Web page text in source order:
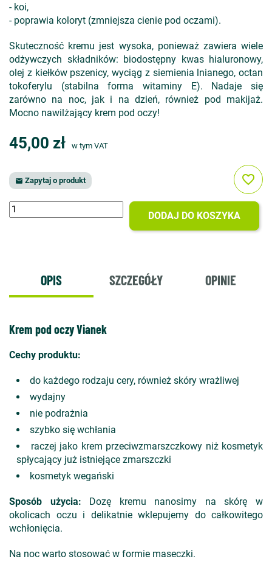
- koi,
- poprawia koloryt (zmniejsza cienie pod oczami).
Skuteczność kremu jest wysoka, ponieważ zawiera wiele
odżywczych składników: biodostępny kwas hialuronowy,
olej z kiełków pszenicy, wyciąg z siemienia lnianego, octan
tokoferylu (stabilna forma witaminy E). Nadaje się
zarówno na noc, jak i na dzień, również pod makijaż.
Mocno nawilżający krem pod oczy!
45,00 zł w tym VAT
 Zapytaj o produkt
DODAJ DO KOSZYKA
favorite_border
OPIS SZCZEGÓŁY OPINIE
Krem pod oczy Vianek
Cechy produktu:
do każdego rodzaju cery, również skóry wrażliwej
wydajny
nie podrażnia
szybko się wchłania
raczej jako krem przeciwzmarszczkowy niż kosmetyk
spłycający już istniejące zmarszczki
kosmetyk wegański
Sposób użycia: Dozę kremu nanosimy na skórę w
okolicach oczu i delikatnie wklepujemy do całkowitego
wchłonięcia.
Na noc warto stosować w formie maseczki.